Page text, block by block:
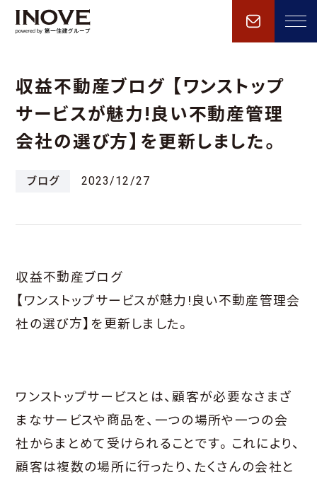
収益不動産ブログ 【ワンストップ
サービスが魅力!良い不動産管理
会社の選び方】を更新しました。
ブログ 2023/12/27
収益不動産ブログ
【ワンストップサービスが魅力!良い不動産管理会
社の選び方】を更新しました。
ワンストップサービスとは、顧客が必要なさまざ
まなサービスや商品を、一つの場所や一つの会
社からまとめて受けられることです。これにより、
顧客は複数の場所に行ったり、たくさんの会社と